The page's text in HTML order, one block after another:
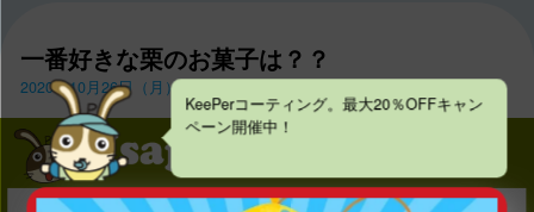
一番好きな栗のお菓子は？？
2020年10月26日（月）〜2020年11月8日（日）
KeePerコーティング。最大20％OFFキャン
ペーン開催中！